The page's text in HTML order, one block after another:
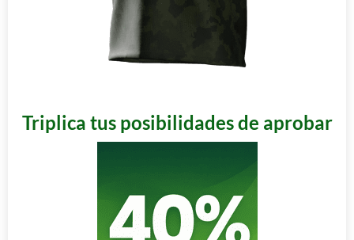
Triplica tus posibilidades de aprobar